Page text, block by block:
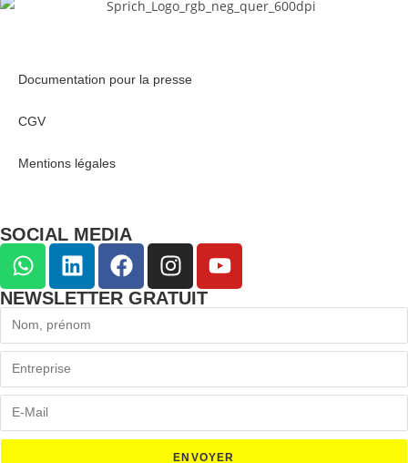
Documentation pour la presse
CGV
Mentions légales
SOCIAL MEDIA
NEWSLETTER GRATUIT